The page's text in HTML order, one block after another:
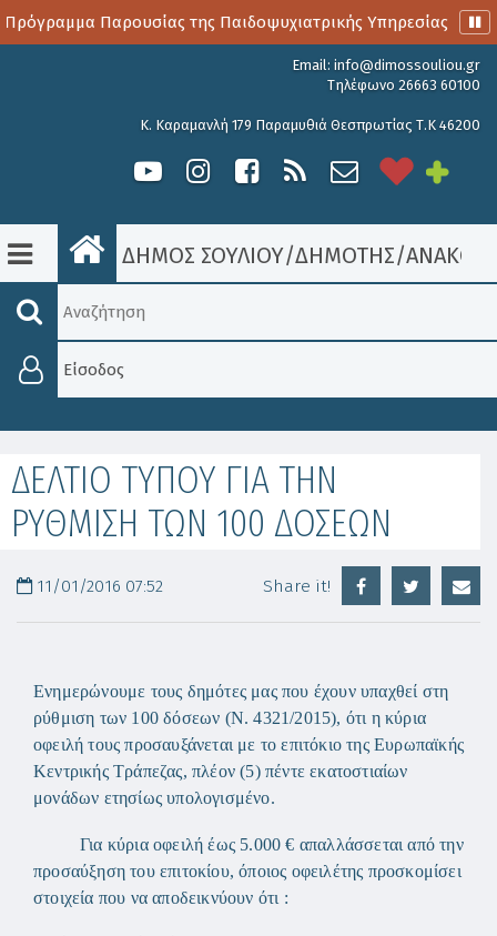
Παρουσίας της Παιδοψυχιατρικής Υπηρεσίας
Email: info@dimossouliou.gr
Τηλέφωνο 26663 60100
Κ. Καραμανλή 179 Παραμυθιά Θεσπρωτίας Τ.Κ 46200
ΔΗΜΟΣ ΣΟΥΛΙΟΥ/ΔΗΜΟΤΗΣ/
Είσοδος
ΔΕΛΤΙΟ ΤΥΠΟΥ ΓΙΑ ΤΗΝ
ΡΥΘΜΙΣΗ ΤΩΝ 100 ΔΟΣΕΩΝ
11/01/2016 07:52 Share it!
Ενημερώνουμε τους δημότες μας που έχουν υπαχθεί στη
ρύθμιση των 100 δόσεων (Ν. 4321/2015), ότι η κύρια
οφειλή τους προσαυξάνεται με το επιτόκιο της Ευρωπαϊκής
Κεντρικής Τράπεζας, πλέον (5) πέντε εκατοστιαίων
μονάδων ετησίως υπολογισμένο.
Για κύρια οφειλή έως 5.000 € απαλλάσσεται από την
προσαύξηση του επιτοκίου, όποιος οφειλέτης προσκομίσει
στοιχεία που να αποδεικνύουν ότι :